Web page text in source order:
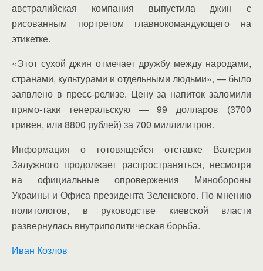
австралийская компания выпустила джин с
рисованным портретом главнокомандующего на
этикетке.
«Этот сухой джин отмечает дружбу между народами,
странами, культурами и отдельными людьми», — было
заявлено в пресс-релизе. Цену за напиток заломили
прямо-таки генеральскую — 99 долларов (3700
гривен, или 8800 рублей) за 700 миллилитров.
Информация о готовящейся отставке Валерия
Залужного продолжает распространяться, несмотря
на официальные опровержения Минобороны
Украины и Офиса президента Зеленского. По мнению
политологов, в руководстве киевской власти
развернулась внутриполитическая борьба.
Иван Козлов